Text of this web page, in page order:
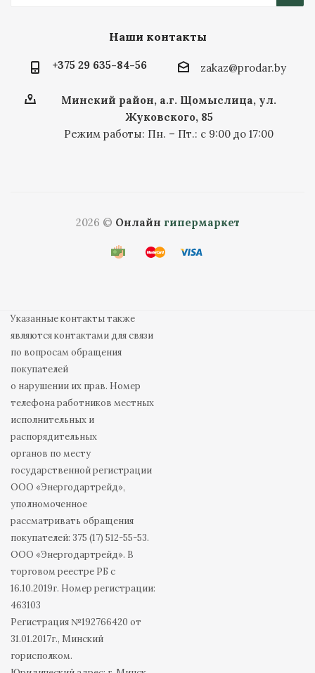
Наши контакты
+375 29 635-84-56 zakaz@prodar.by
Минский район, а.г. Щомыслица, ул.
Жуковского, 85
Режим работы: Пн. – Пт.: с 9:00 до 17:00
2026 © Онлайн гипермаркет
Указанные контакты также
являются контактами для связи
по вопросам обращения
покупателей
о нарушении их прав. Номер
телефона работников местных
исполнительных и
распорядительных
органов по месту
государственной регистрации
ООО «Энергодартрейд»,
уполномоченное
рассматривать обращения
покупателей: 375 (17) 512-55-53.
ООО «Энергодартрейд». В
торговом реестре РБ с
16.10.2019г. Номер регистрации:
463103
Регистрация №192766420 от
31.01.2017г., Минский
горисполком.